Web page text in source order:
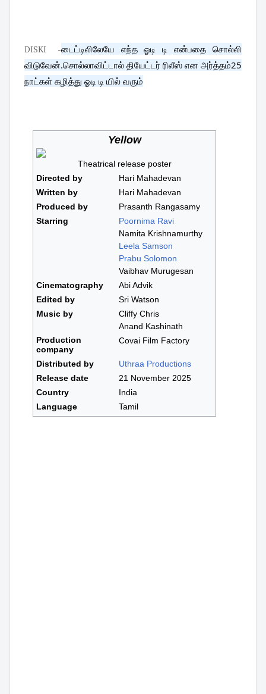
DISKI -டைட்டிலிலேயே எந்த ஓடி டி என்பதை சொல்லி
விடுவேன்.சொல்லாவிட்டால் தியேட்டர் ரிலீஸ் என அர்த்தம்25
நாட்கள் கழித்து ஓடி டி யில் வரும்
Yellow
Theatrical release poster
Directed by
Hari Mahadevan
Written by
Hari Mahadevan
Produced by
Prasanth Rangasamy
Starring
Poornima Ravi
Namita Krishnamurthy
Leela Samson
Prabu Solomon
Vaibhav Murugesan
Cinematography
Abi Advik
Edited by
Sri Watson
Music by
Cliffy Chris
Anand Kashinath
Production
company
Covai Film Factory
Distributed by
Uthraa Productions
Release date
21 November 2025
Country
India
Language
Tamil